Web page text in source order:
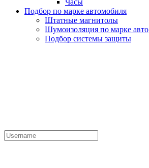
Часы
Подбор по марке автомобиля
Штатные магнитолы
Шумоизоляция по марке авто
Подбор системы защиты